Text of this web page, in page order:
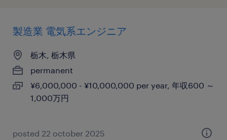
製造業 電気系エンジニア
栃木, 栃木県
permanent
¥6,000,000 - ¥10,000,000 per year, 年収600 ～
1,000万円
posted 22 october 2025